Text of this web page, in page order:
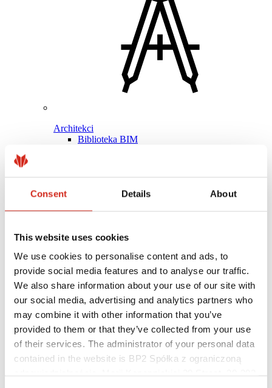
Consent Details About
This website uses cookies
We use cookies to personalise content and ads, to
provide social media features and to analyse our traffic.
We also share information about your use of our site with
our social media, advertising and analytics partners who
may combine it with other information that you’ve
provided to them or that they’ve collected from your use
of their services. The administrator of your personal data
contained in the website is BP2 Spółka z ograniczoną
Architekci
Biblioteka BIM
Pomocne linki